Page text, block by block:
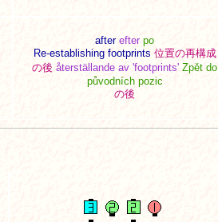
after efter po
Re-establishing footprints 位置の再構成
の後 återställande av 'footprints' Zpět do
původních pozic
の後